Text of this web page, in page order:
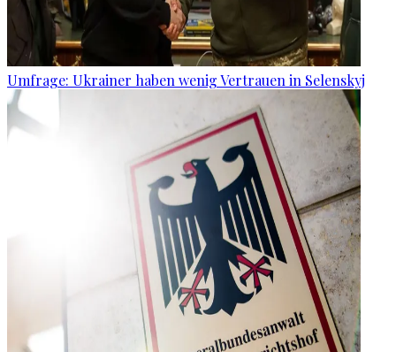
Umfrage: Ukrainer haben wenig Vertrauen in Selenskyj